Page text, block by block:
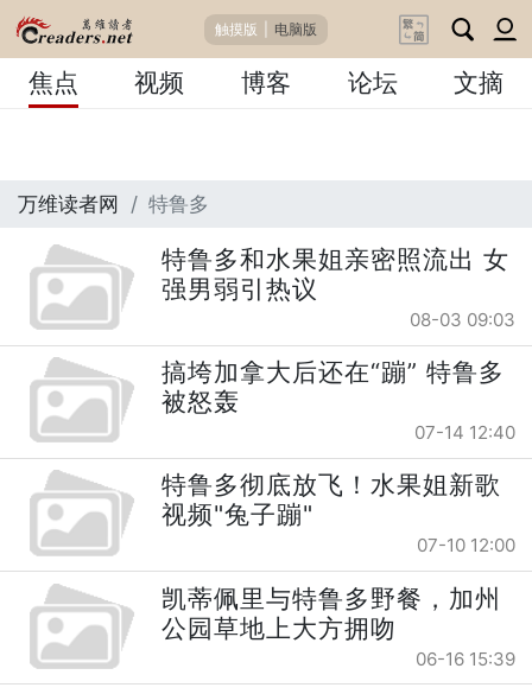
触摸版 电脑版
焦点 视频 博客 论坛 文摘
万维读者网 特鲁多
特鲁多和水果姐亲密照流出 女
强男弱引热议
08-03 09:03
搞垮加拿大后还在“蹦” 特鲁多
被怒轰
07-14 12:40
特鲁多彻底放飞！水果姐新歌
视频"兔子蹦"
07-10 12:00
凯蒂佩里与特鲁多野餐，加州
公园草地上大方拥吻
06-16 15:39